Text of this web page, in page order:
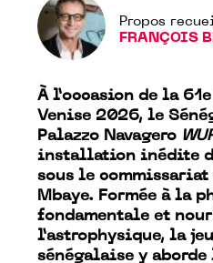
Propos
FRANÇOIS
À l’occasion de la
Venise 2026, le
Palazzo Navagero
installation inédite
sous le commissariat
Mbaye. Formée à la
fondamentale et
l’astrophysique, la
sénégalaise y aborde